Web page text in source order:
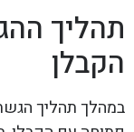
תהליך
הקבלן
במהלך תהליך